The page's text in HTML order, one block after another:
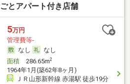
とアパート付き店舗
5万円
管理費等-
なし
なし
面積286.65m2
1964年1月(築62年8ヶ月)
ＪＲ山形新幹線 赤湯駅 徒歩19分